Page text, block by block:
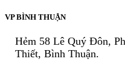
VP BÌNH THUẬN
Hẻm 58 Lê Quý Đôn,
Thiết, Bình Thuận.